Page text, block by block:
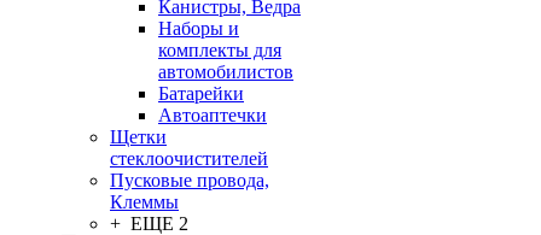
Канистры, Ведра
Наборы и
комплекты для
автомобилистов
Батарейки
Автоаптечки
Щетки
стеклоочистителей
Пусковые провода,
Клеммы
+ ЕЩЕ 2